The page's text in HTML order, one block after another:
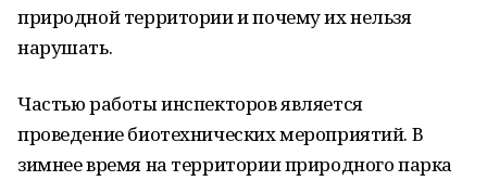
природной территории и почему их нельзя
нарушать.
Частью работы инспекторов является
проведение биотехнических мероприятий. В
зимнее время на территории природного парка